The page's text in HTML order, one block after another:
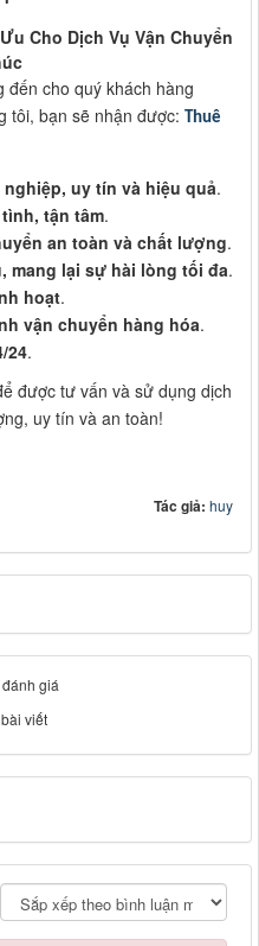
Cho Dịch Vụ Vận Chuyển
đến cho quý khách hàng
tôi, bạn sẽ nhận được: Thuê
uy tín và hiệu quả.
tận tâm.
an toàn và chất lượng.
mang lại sự hài lòng tối đa.
hoạt.
vận chuyển hàng hóa.
24.
được tư vấn và sử dụng dịch
uy tín và an toàn!
Tác giả: huy
giá
viết